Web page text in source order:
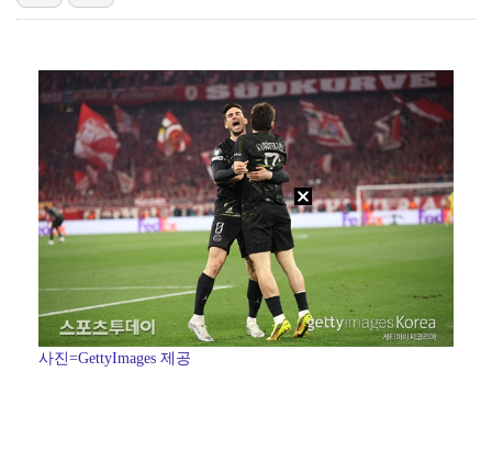
"주말부부 힘든데…변호사 남편, 덕질이 우선순위" 오초…
권영찬, 김수현 관련 허위사실 유포 혐의로 검찰行
고영욱, 도 넘은 저격 논란…이번엔 박하선에 "감당 안…
사진=GettyImages 제공